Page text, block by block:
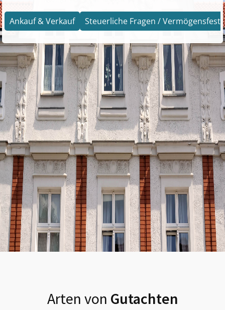
Ankauf & Verkauf Steuerliche Fragen /
Arten von Gutachten